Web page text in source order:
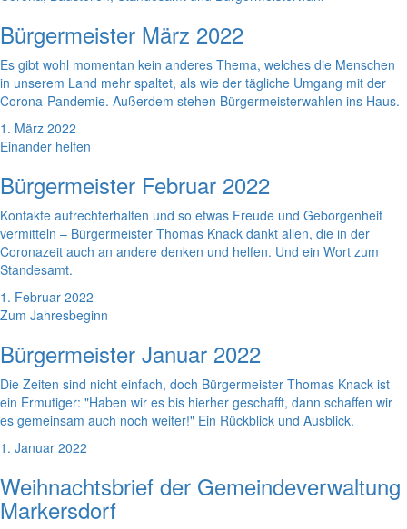
Bürgermeister März 2022
Es gibt wohl momentan kein anderes Thema, welches die Menschen
in unserem Land mehr spaltet, als wie der tägliche Umgang mit der
Corona-Pandemie. Außerdem stehen Bürgermeisterwahlen ins Haus.
1. März 2022
Einander helfen
Bürgermeister Februar 2022
Kontakte aufrechterhalten und so etwas Freude und Geborgenheit
vermitteln – Bürgermeister Thomas Knack dankt allen, die in der
Coronazeit auch an andere denken und helfen. Und ein Wort zum
Standesamt.
1. Februar 2022
Zum Jahresbeginn
Bürgermeister Januar 2022
Die Zeiten sind nicht einfach, doch Bürgermeister Thomas Knack ist
ein Ermutiger: "Haben wir es bis hierher geschafft, dann schaffen wir
es gemeinsam auch noch weiter!" Ein Rückblick und Ausblick.
1. Januar 2022
Weihnachtsbrief der Gemeindeverwaltung
Markersdorf